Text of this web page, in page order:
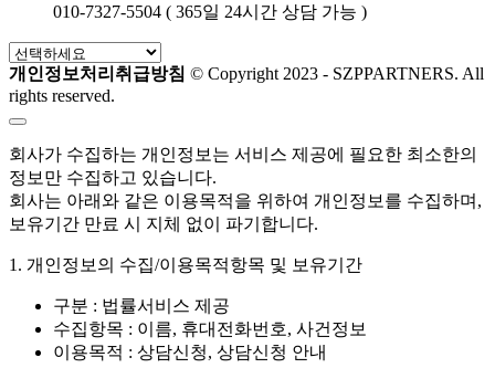
010-7327-5504 ( 365일 24시간 상담 가능 )
개인정보처리취급방침 © Copyright 2023 - SZPPARTNERS. All
rights reserved.
회사가 수집하는 개인정보는 서비스 제공에 필요한 최소한의
정보만 수집하고 있습니다.
회사는 아래와 같은 이용목적을 위하여 개인정보를 수집하며,
보유기간 만료 시 지체 없이 파기합니다.
1. 개인정보의 수집/이용목적항목 및 보유기간
구분 : 법률서비스 제공
수집항목 : 이름, 휴대전화번호, 사건정보
이용목적 : 상담신청, 상담신청 안내